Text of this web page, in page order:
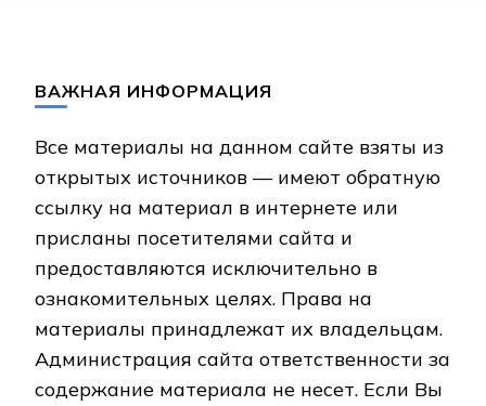
ВАЖНАЯ ИНФОРМАЦИЯ
Все материалы на данном сайте взяты из
открытых источников — имеют обратную
ссылку на материал в интернете или
присланы посетителями сайта и
предоставляются исключительно в
ознакомительных целях. Права на
материалы принадлежат их владельцам.
Администрация сайта ответственности за
содержание материала не несет. Если Вы